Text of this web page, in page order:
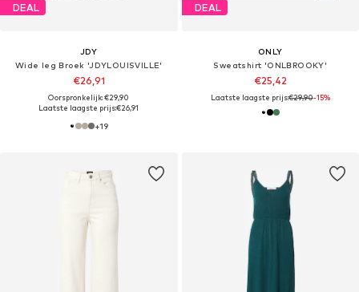
DEAL
JDY
Wide leg Broek 'JDYLOUISVILLE'
€26,91
Oorspronkelijk: €29,90
Laatste laagste prijs:€26,91
+19
DEAL
ONLY
Sweatshirt 'ONLBROOKY'
€25,42
Laatste laagste prijs:€29,90-15%